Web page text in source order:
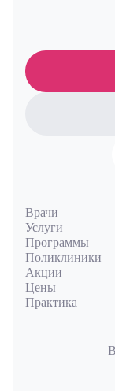
Врачи
Услуги
Программы
Поликлиники
Акции
Цены
Практика